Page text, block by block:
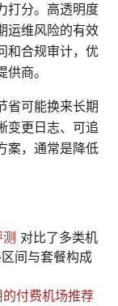
打分。高透明度
运维风险的有效
和合规审计，优
商。
省可能换来长期
变更日志、可追
案，通常是降低
对比了多类机
间与套餐构成
付费机场推荐